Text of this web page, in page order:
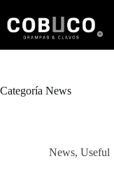
Categoría News
News, Useful